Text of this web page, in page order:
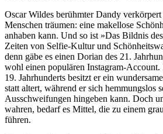
Oscar Wildes berühmter Dandy
Menschen träumen: eine makellose
anhaben kann. Und so ist »Das Bildnis
Zeiten von Selfie-Kultur und
denn gäbe es einen Dorian des 21.
wohl einen populären Instagram-Account.
19. Jahrhunderts besitzt er ein
statt altert, während er sich hemmungslos
Ausschweifungen hingeben kann. Doch
wahren, bedarf es Mittel, die zu einem
führen.